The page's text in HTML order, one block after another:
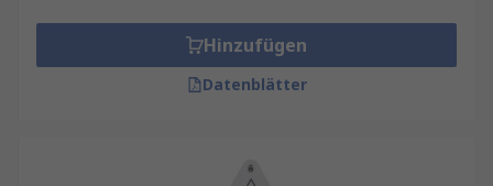
Hinzufügen
Datenblätter